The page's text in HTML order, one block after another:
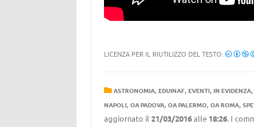
LICENZA PER IL RIUTILIZZO DEL TESTO:
ASTRONOMIA, EDUINAF, EVENTI, IN EVIDENZA,
NAPOLI, OA PADOVA, OA PALERMO, OA ROMA,
aggiornato il 21/03/2016alle 18:26. I